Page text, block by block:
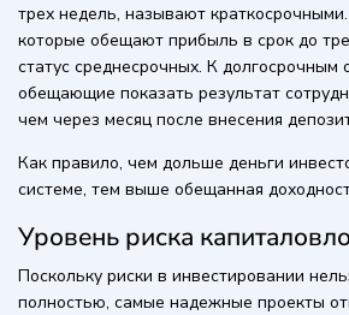
трех недель, называют
которые обещают прибыль в срок до
статус среднесрочных. К долгосрочным
обещающие показать результат
чем через месяц после внесения
Как правило, чем дольше деньги
системе, тем выше обещанная
Уровень риска
Поскольку риски в инвестировании
полностью, самые надежные проекты